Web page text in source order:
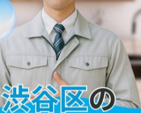
一覧に戻る
関連タグ
#足立区 #台所 #水漏れ